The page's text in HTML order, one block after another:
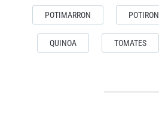
POTIMARRON POTIRON
QUINOA TOMATES